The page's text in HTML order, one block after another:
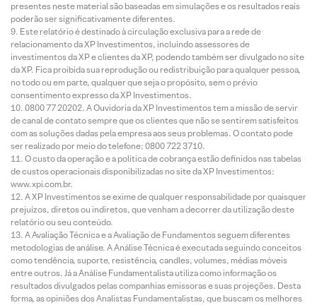
presentes neste material são baseadas em simulações e os resultados reais
poderão ser significativamente diferentes.
Este relatório é destinado à circulação exclusiva para a rede de
relacionamento da XP Investimentos, incluindo assessores de
investimentos da XP e clientes da XP, podendo também ser divulgado no site
da XP. Fica proibida sua reprodução ou redistribuição para qualquer pessoa,
no todo ou em parte, qualquer que seja o propósito, sem o prévio
consentimento expresso da XP Investimentos.
0800 77 20202. A Ouvidoria da XP Investimentos tem a missão de servir
de canal de contato sempre que os clientes que não se sentirem satisfeitos
com as soluções dadas pela empresa aos seus problemas. O contato pode
ser realizado por meio do telefone: 0800 722 3710.
O custo da operação e a política de cobrança estão definidos nas tabelas
de custos operacionais disponibilizadas no site da XP Investimentos:
www.xpi.com.br.
A XP Investimentos se exime de qualquer responsabilidade por quaisquer
prejuízos, diretos ou indiretos, que venham a decorrer da utilização deste
relatório ou seu conteúdo.
A Avaliação Técnica e a Avaliação de Fundamentos seguem diferentes
metodologias de análise. A Análise Técnica é executada seguindo conceitos
como tendência, suporte, resistência, candles, volumes, médias móveis
entre outros. Já a Análise Fundamentalista utiliza como informação os
resultados divulgados pelas companhias emissoras e suas projeções. Desta
forma, as opiniões dos Analistas Fundamentalistas, que buscam os melhores